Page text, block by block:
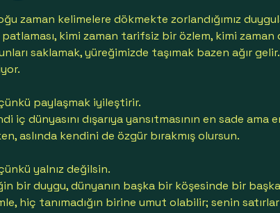
zaman kelimelere dökmekte zorlandığımız
kimi zaman tarifsiz bir özlem, kimi zaman
saklamak, yüreğimizde taşımak bazen ağır
çünkü paylaşmak iyileştirir.
iç dünyasını dışarıya yansıtmasının en sade ama
aslında kendini de özgür bırakmış olursun.
yalnız değilsin.
bir duygu, dünyanın başka bir köşesinde bir
hiç tanımadığın birine umut olabilir; senin